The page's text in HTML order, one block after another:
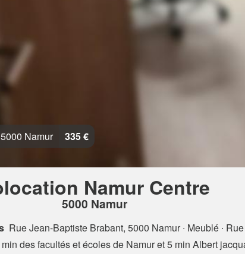
5000 Namur 335 €
Namur Centre
5000 Namur
Rue Jean-Baptiste Brabant, 5000 Namur∙ Meublé ∙
des facultés et écoles de Namur et 5 min Albert